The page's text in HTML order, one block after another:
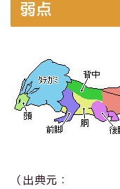
弱点
（出典元：